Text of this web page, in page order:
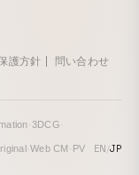
護方針 問い合わせ
·3DCG·
·Web CM · PV EN/JP